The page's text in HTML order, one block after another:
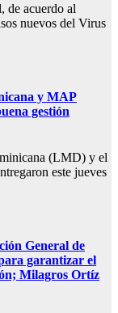
acuerdo al
nuevos del Virus
y MAP
gestión
(LMD) y el
este jueves
General de
garantizar el
Milagros Ortíz